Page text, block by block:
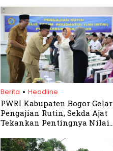
Berita . Headline
PWRI Kabupaten Bogor Gelar
Pengajian Rutin, Sekda Ajat
Tekankan Pentingnya Nilai